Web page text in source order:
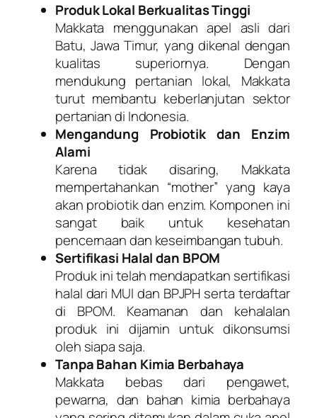
Produk Lokal Berkualitas Tinggi
Makkata menggunakan apel asli dari
Batu, Jawa Timur, yang dikenal dengan
kualitas superiornya. Dengan
mendukung pertanian lokal, Makkata
turut membantu keberlanjutan sektor
pertanian di Indonesia.
Mengandung Probiotik dan Enzim
Alami
Karena tidak disaring, Makkata
mempertahankan “mother” yang kaya
akan probiotik dan enzim. Komponen ini
sangat baik untuk kesehatan
pencernaan dan keseimbangan tubuh.
Sertifikasi Halal dan BPOM
Produk ini telah mendapatkan sertifikasi
halal dari MUI dan BPJPH serta terdaftar
di BPOM. Keamanan dan kehalalan
produk ini dijamin untuk dikonsumsi
oleh siapa saja.
Tanpa Bahan Kimia Berbahaya
Makkata bebas dari pengawet,
pewarna, dan bahan kimia berbahaya